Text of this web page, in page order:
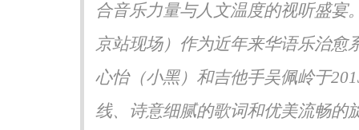
合音乐力量与人文温度的视听盛宴
京站现场）作为近年来华语乐治愈
心怡（小黑）和吉他手吴佩岭于
线、诗意细腻的歌词和优美流畅的
中国》第三季直播：郭林
写生，笔墨定格初冬
《书画里的中国》第三季：笔
大观园 付闻博写生绘就红楼意